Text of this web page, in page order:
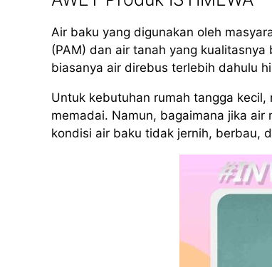
Air baku yang digunakan oleh
(PAM) dan air tanah yang
biasanya air direbus terlebih dahulu
Untuk kebutuhan rumah tangga
memadai. Namun, bagaimana jika
kondisi air baku tidak jernih, berbau,